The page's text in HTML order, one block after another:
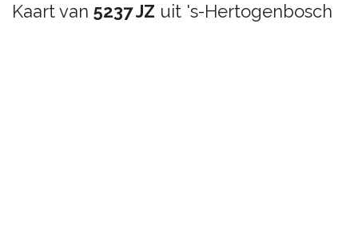
Kaart van 5237 JZ uit 's-Hertogenbosch